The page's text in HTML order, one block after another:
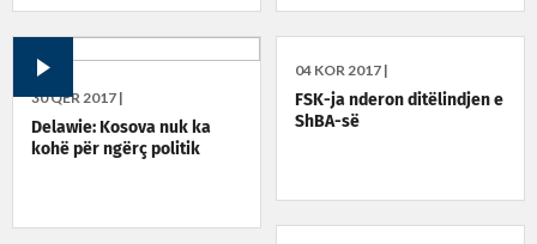
04 KOR 2017 |
FSK-ja nderon ditëlindjen e
ShBA-së
30 QER 2017 |
Delawie: Kosova nuk ka
kohë për ngërç politik